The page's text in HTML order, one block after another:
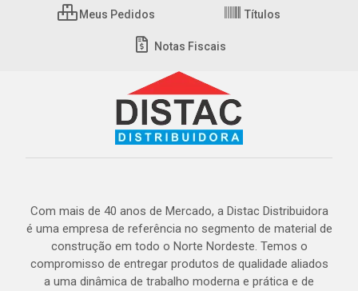
Meus Pedidos Títulos
Notas Fiscais
Com mais de 40 anos de Mercado, a Distac Distribuidora
é uma empresa de referência no segmento de material de
construção em todo o Norte Nordeste. Temos o
compromisso de entregar produtos de qualidade aliados
a uma dinâmica de trabalho moderna e prática e de